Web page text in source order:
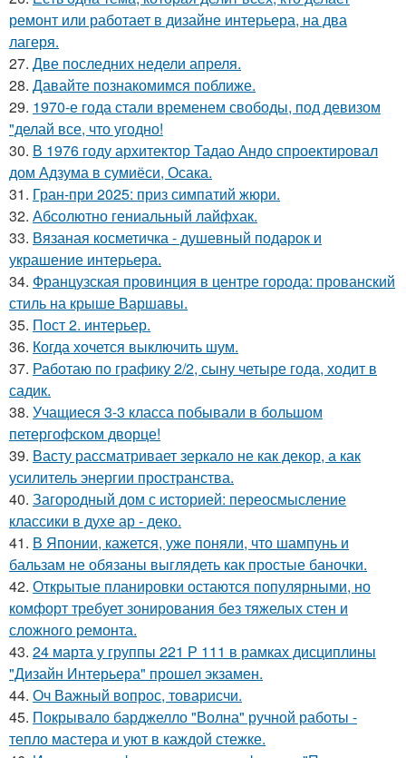
ремонт или работает в дизайне интерьера, на два
лагеря.
27. Две последних недели апреля.
28. Давайте познакомимся поближе.
29. 1970-е года стали временем свободы, под девизом
"делай все, что угодно!
30. В 1976 году архитектор Тадао Андо спроектировал
дом Адзума в сумиёси, Осака.
31. Гран-при 2025: приз симпатий жюри.
32. Абсолютно гениальный лайфхак.
33. Вязаная косметичка - душевный подарок и
украшение интерьера.
34. Французская провинция в центре города: прованский
стиль на крыше Варшавы.
35. Пост 2. интерьер.
36. Когда хочется выключить шум.
37. Работаю по графику 2/2, сыну четыре года, ходит в
садик.
38. Учащиеся 3-3 класса побывали в большом
петергофском дворце!
39. Васту рассматривает зеркало не как декор, а как
усилитель энергии пространства.
40. Загородный дом с историей: переосмысление
классики в духе ар - деко.
41. В Японии, кажется, уже поняли, что шампунь и
бальзам не обязаны выглядеть как простые баночки.
42. Открытые планировки остаются популярными, но
комфорт требует зонирования без тяжелых стен и
сложного ремонта.
43. 24 марта у группы 221 Р 111 в рамках дисциплины
"Дизайн Интерьера" прошел экзамен.
44. Оч Важный вопрос, товарисчи.
45. Покрывало барджелло "Волна" ручной работы -
тепло мастера и уют в каждой стежке.